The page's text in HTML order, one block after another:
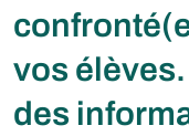
vos
des